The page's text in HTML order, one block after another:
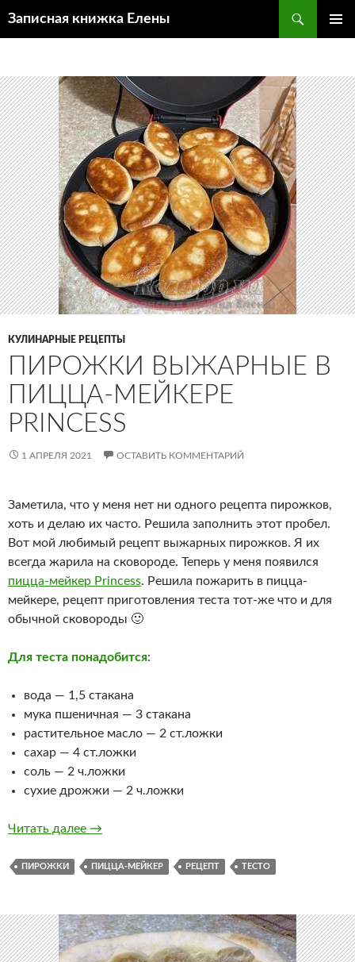
Записная книжка Елены
КУЛИНАРНЫЕ РЕЦЕПТЫ
ПИРОЖКИ ВЫЖАРНЫЕ В
ПИЦЦА-МЕЙКЕРЕ
PRINCESS
1 АПРЕЛЯ 2021 ОСТАВИТЬ КОММЕНТАРИЙ
Заметила, что у меня нет ни одного рецепта пирожков,
хоть и делаю их часто. Решила заполнить этот пробел.
Вот мой любимый рецепт выжарных пирожков. Я их
всегда жарила на сковороде. Теперь у меня появился
пицца-мейкер Princess. Решила пожарить в пицца-
мейкере, рецепт приготовления теста тот-же что и для
обычной сковороды 🙂
Для теста понадобится:
вода — 1,5 стакана
мука пшеничная — 3 стакана
растительное масло — 2 ст.ложки
сахар — 4 ст.ложки
соль — 2 ч.ложки
сухие дрожжи — 2 ч.ложки
Читать далее Пирожки выжарные в Пицца-мейкере
→
ПИРОЖКИ ПИЦЦА-МЕЙКЕР РЕЦЕПТ ТЕСТО